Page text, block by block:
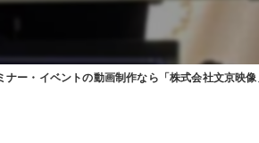
ー・イベントの動画制作なら「株式会社文京映像